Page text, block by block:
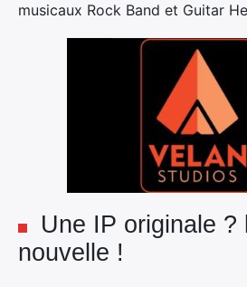
musicaux Rock Band et Guitar
Une IP originale ?
nouvelle !